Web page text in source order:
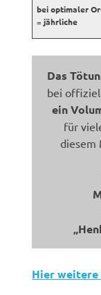
bei optimaler
=jährliche
Das
bei
ein
für
diesem
Hier weitere